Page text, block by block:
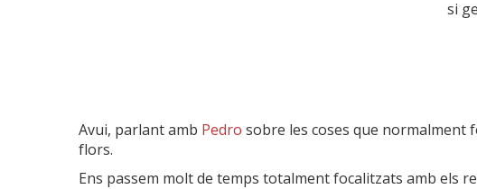
si
Avui, parlant amb Pedro sobre les coses que normalment
flors.
Ens passem molt de temps totalment focalitzats amb els